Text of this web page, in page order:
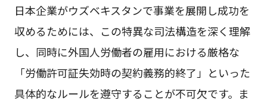
日本企業がウズベキスタンで事業を展開し成功を
収めるためには、この特異な司法構造を深く理解
し、同時に外国人労働者の雇用における厳格な
「労働許可証失効時の契約義務的終了」といった
具体的なルールを遵守することが不可欠です。ま